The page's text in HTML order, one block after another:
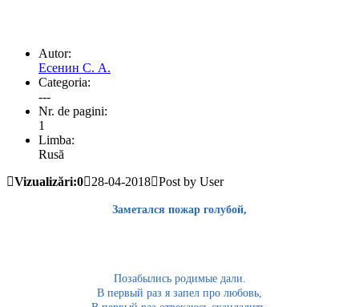
Autor:
Есенин С. А.
Categoria:
---
Nr. de pagini:
1
Limba:
Rusă
Vizualizări:0
28-04-2018 Post by User
Заметался пожар голубой,
Позабылись родимые дали.
В первый раз я запел про любовь,